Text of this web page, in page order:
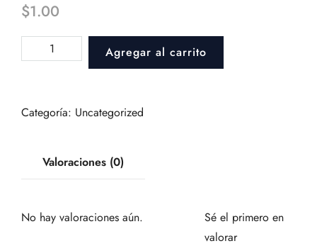
$1.00
Reservation
cantidad
Agregar al carrito
Categoría: Uncategorized
Valoraciones (0)
No hay valoraciones aún.
Sé el primero en
valorar